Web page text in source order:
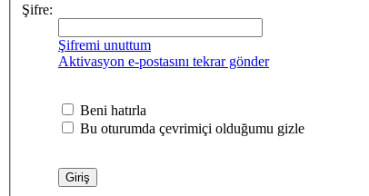
Şifre:
Şifremi unuttum
Aktivasyon e-postasını tekrar gönder
Beni hatırla
Bu oturumda çevrimiçi olduğumu gizle